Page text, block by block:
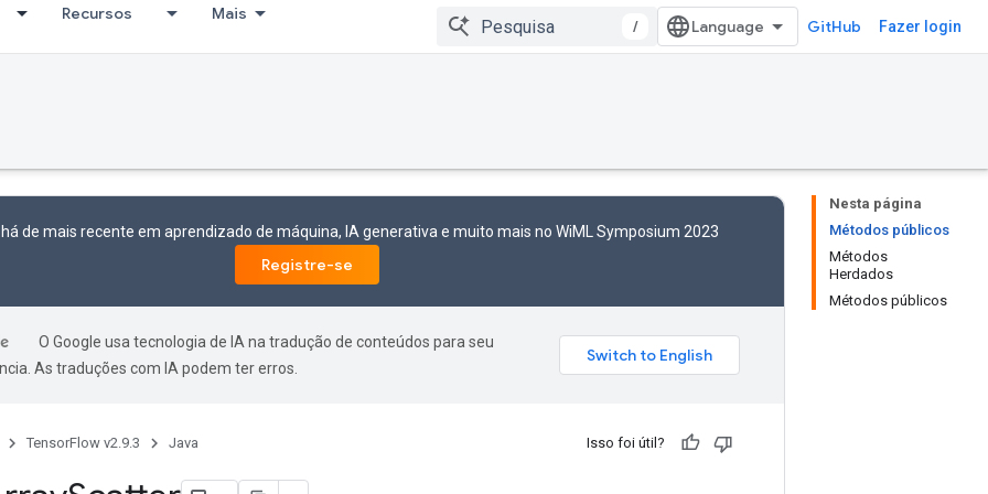
Recursos Mais
/ GitHub Fazer login
Nesta página
Métodos públicos
Métodos
Herdados
Métodos públicos
de mais recente em aprendizado de máquina, IA generativa e muito mais no WiML Symposium 2023
Registre-se
O Google usa tecnologia de IA na tradução de conteúdos para seu
As traduções com IA podem ter erros.
TensorFlow v2.9.3 Java Isso foi útil?